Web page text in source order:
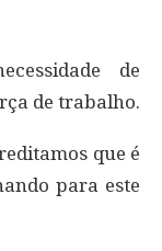
de
de trabalho.
que é
para este